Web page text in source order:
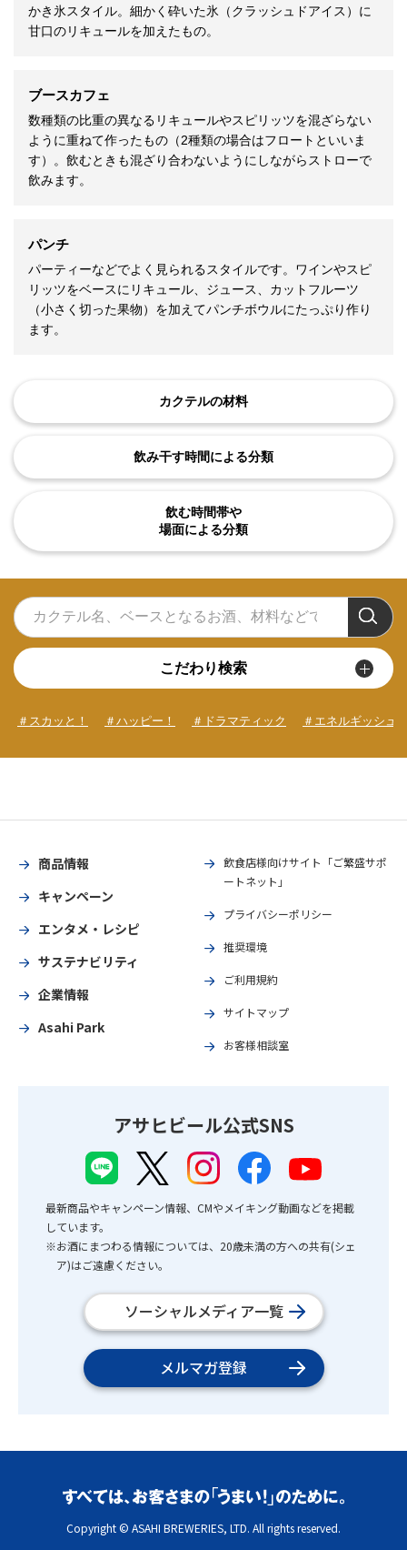
かき氷スタイル。細かく砕いた氷（クラッシュドアイス）に
甘口のリキュールを加えたもの。
ブースカフェ
数種類の比重の異なるリキュールやスピリッツを混ざらない
ように重ねて作ったもの（2種類の場合はフロートといいま
す）。飲むときも混ざり合わないようにしながらストローで
飲みます。
パンチ
パーティーなどでよく見られるスタイルです。ワインやスピ
リッツをベースにリキュール、ジュース、カットフルーツ
（小さく切った果物）を加えてパンチボウルにたっぷり作り
ます。
カクテルの材料
飲み干す時間による分類
飲む時間帯や
場面による分類
こだわり検索
＃スカッと！ ＃ハッピー！ ＃ドラマティック ＃エネルギッシュ
商品情報
キャンペーン
エンタメ・レシピ
サステナビリティ
企業情報
Asahi Park
飲食店様向けサイト「ご繁盛サポ
ートネット」
プライバシーポリシー
推奨環境
ご利用規約
サイトマップ
お客様相談室
アサヒビール公式SNS
最新商品やキャンペーン情報、CMやメイキング動画などを掲載
しています。
※お酒にまつわる情報については、20歳未満の方への共有(シェ
ア)はご遠慮ください。
ソーシャルメディア一覧
メルマガ登録
Copyright © ASAHI BREWERIES, LTD. All rights reserved.